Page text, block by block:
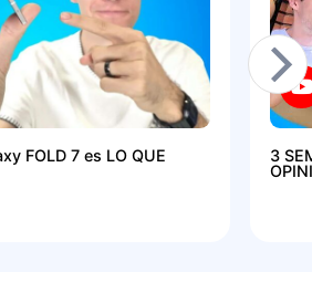
FOLD 7 es LO QUE
3